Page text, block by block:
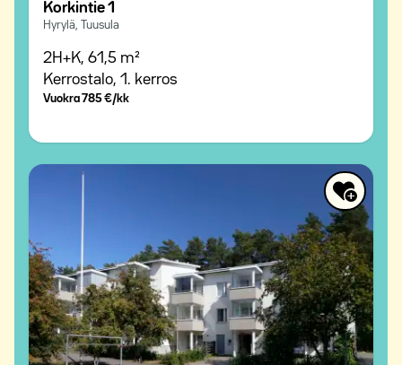
Korkintie 1
Hyrylä, Tuusula
2H+K, 61,5 m²
Kerrostalo, 1. kerros
Vuokra785 €/kk